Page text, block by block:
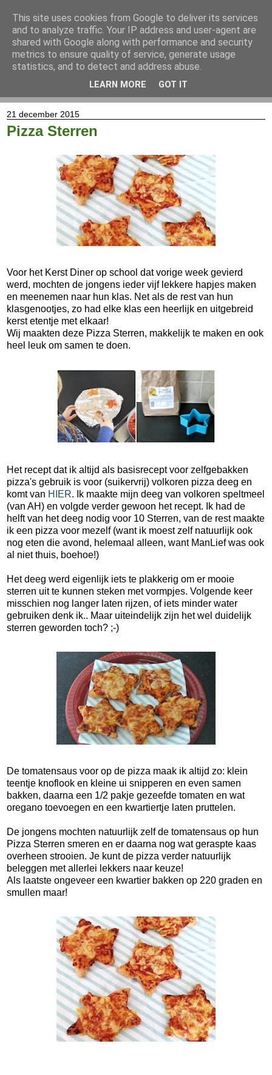
21 december 2015
Pizza Sterren
Voor het Kerst Diner op school dat vorige week gevierd
werd, mochten de jongens ieder vijf lekkere hapjes maken
en meenemen naar hun klas. Net als de rest van hun
klasgenootjes, zo had elke klas een heerlijk en uitgebreid
kerst etentje met elkaar!
Wij maakten deze Pizza Sterren, makkelijk te maken en ook
heel leuk om samen te doen.
Het recept dat ik altijd als basisrecept voor zelfgebakken
pizza's gebruik is voor (suikervrij) volkoren pizza deeg en
komt van HIER. Ik maakte mijn deeg van volkoren speltmeel
(van AH) en volgde verder gewoon het recept. Ik had de
helft van het deeg nodig voor 10 Sterren, van de rest maakte
ik een pizza voor mezelf (want ik moest zelf natuurlijk ook
nog eten die avond, helemaal alleen, want ManLief was ook
al niet thuis, boehoe!)
Het deeg werd eigenlijk iets te plakkerig om er mooie
sterren uit te kunnen steken met vormpjes. Volgende keer
misschien nog langer laten rijzen, of iets minder water
gebruiken denk ik.. Maar uiteindelijk zijn het wel duidelijk
sterren geworden toch? ;-)
De tomatensaus voor op de pizza maak ik altijd zo: klein
teentje knoflook en kleine ui snipperen en even samen
bakken, daarna een 1/2 pakje gezeefde tomaten en wat
oregano toevoegen en een kwartiertje laten pruttelen.
De jongens mochten natuurlijk zelf de tomatensaus op hun
Pizza Sterren smeren en er daarna nog wat geraspte kaas
overheen strooien. Je kunt de pizza verder natuurlijk
beleggen met allerlei lekkers naar keuze!
Als laatste ongeveer een kwartier bakken op 220 graden en
smullen maar!
This site uses cookies from Google to deliver its services
and to analyze traffic. Your IP address and user-agent are
shared with Google along with performance and security
metrics to ensure quality of service, generate usage
statistics, and to detect and address abuse.
LEARN MORE GOT IT